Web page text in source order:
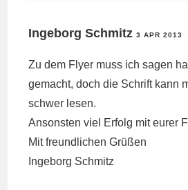
Ingeborg Schmitz3 APR 2013
Zu dem Flyer muss ich sagen
gemacht, doch die Schrift kann
schwer lesen.
Ansonsten viel Erfolg mit eurer
Mit freundlichen Grüßen
Ingeborg Schmitz